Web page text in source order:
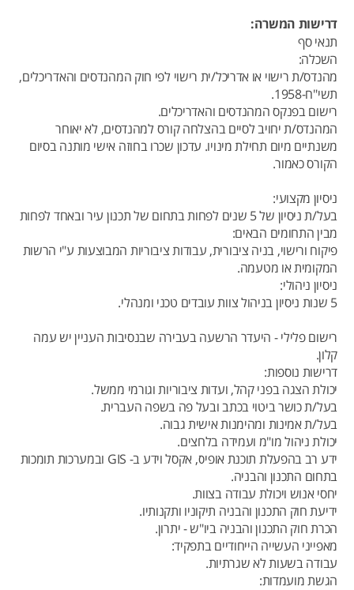
דרישות המשרה:
תנאי סף
השכלה:
מהנדס/ת רישוי או אדריכל/ית רישוי לפי חוק המהנדסים והאדריכלים,
תשי"ח-1958.
רישום בפנקס המהנדסים והאדריכלים.
המהנדס/ת יחויב לסיים בהצלחה קורס למהנדסים, לא יאוחר
משנתיים מיום תחילת מינויו. עדכון שכרו בחוזה אישי מותנה בסיום
הקורס כאמור.
ניסיון מקצועי:
בעל/ת ניסיון של 5 שנים לפחות בתחום של תכנון עיר ובאחד לפחות
מבין התחומים הבאים:
פיקוח ורישוי, בניה ציבורית, עבודות ציבוריות המבוצעות ע"י הרשות
המקומית או מטעמה.
ניסיון ניהולי:
5 שנות ניסיון בניהול צוות עובדים טכני ומנהלי.
רישום פלילי - היעדר הרשעה בעבירה שבנסיבות העניין יש עמה
קלון.
דרישות נוספות:
יכולת הצגה בפני קהל, ועדות ציבוריות וגורמי ממשל.
בעל/ת כושר ביטוי בכתב ובעל פה בשפה העברית.
בעל/ת אמינות ומהימנות אישית גבוה.
יכולת ניהול מו"מ ועמידה בלחצים.
ידע רב בהפעלת תוכנת אופיס, אקסל וידע ב- GIS ובמערכות תומכות
בתחום התכנון והבניה.
יחסי אנוש ויכולת עבודה בצוות.
ידיעת חוק התכנון והבניה תיקוניו ותקנותיו.
הכרת חוק התכנון והבניה ביו"ש - יתרון.
מאפייני העשייה הייחודיים בתפקיד:
עבודה בשעות לא שגרתיות.
הגשת מועמדות: